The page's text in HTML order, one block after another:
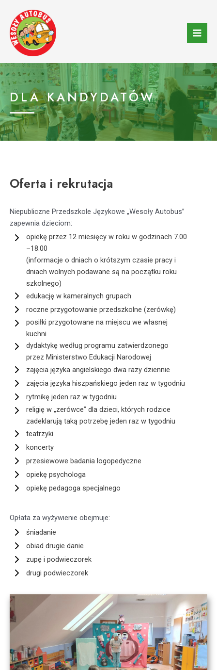
content
DLA KANDYDATÓW
Oferta i rekrutacja
Niepubliczne Przedszkole Językowe „Wesoły Autobus”
zapewnia dzieciom:
opiekę przez 12 miesięcy w roku w godzinach 7.00
–18.00
(informacje o dniach o krótszym czasie pracy i
dniach wolnych podawane są na początku roku
szkolnego)
edukację w kameralnych grupach
roczne przygotowanie przedszkolne (zerówkę)
posiłki przygotowane na miejscu we własnej
kuchni
dydaktykę według programu zatwierdzonego
przez Ministerstwo Edukacji Narodowej
zajęcia języka angielskiego dwa razy dziennie
zajęcia języka hiszpańskiego jeden raz w tygodniu
rytmikę jeden raz w tygodniu
religię w „zerówce” dla dzieci, których rodzice
zadeklarują taką potrzebę jeden raz w tygodniu
teatrzyki
koncerty
przesiewowe badania logopedyczne
opiekę psychologa
opiekę pedagoga specjalnego
Opłata za wyżywienie obejmuje:
śniadanie
obiad drugie danie
zupę i podwieczorek
drugi podwieczorek